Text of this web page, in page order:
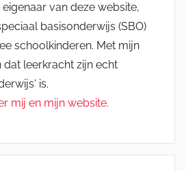
van deze website,
basisonderwijs (SBO)
schoolkinderen. Met mijn
dat leerkracht zijn echt
is.
mij en mijn website.